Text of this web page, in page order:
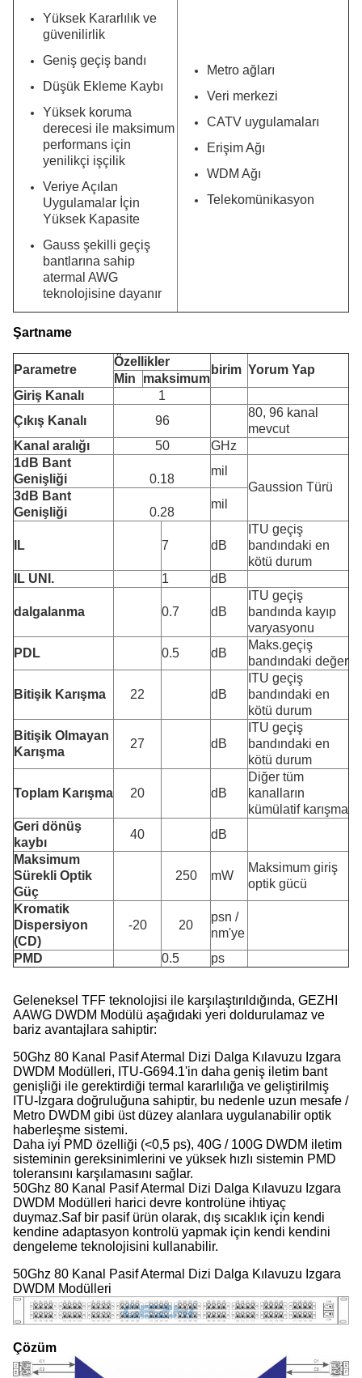
Yüksek Kararlılık ve
güvenilirlik
Geniş geçiş bandı
Düşük Ekleme Kaybı
Yüksek koruma
derecesi ile maksimum
performans için
yenilikçi işçilik
Veriye Açılan
Uygulamalar İçin
Yüksek Kapasite
Gauss şekilli geçiş
bantlarına sahip
atermal AWG
teknolojisine dayanır
Metro ağları
Veri merkezi
CATV uygulamaları
Erişim Ağı
WDM Ağı
Telekomünikasyon
Şartname
Parametre
Özellikler
birim Yorum Yap
Min
maksimum
Giriş Kanalı
1
Çıkış Kanalı
96
80, 96 kanal
mevcut
Kanal aralığı
50
GHz
1dB Bant
Genişliği
0.18
mil
Gaussion Türü
3dB Bant
Genişliği
0.28
mil
IL 7 dB
ITU geçiş
bandındaki en
kötü durum
IL UNI.
1 dB
dalgalanma 0.7 dB
ITU geçiş
bandında kayıp
varyasyonu
PDL
0.5 dB
Maks.geçiş
bandındaki değer
Bitişik Karışma 22 dB
ITU geçiş
bandındaki en
kötü durum
Bitişik Olmayan
Karışma
27 dB
ITU geçiş
bandındaki en
kötü durum
Toplam Karışma 20 dB
Diğer tüm
kanalların
kümülatif karışma
Geri dönüş
kaybı
40
dB
Maksimum
Sürekli Optik
Güç
250 mW
Maksimum giriş
optik gücü
Kromatik
Dispersiyon
(CD)
-20 20
psn /
nm'ye
PMD
0.5 ps
Geleneksel TFF teknolojisi ile karşılaştırıldığında, GEZHI
AAWG DWDM Modülü aşağıdaki yeri doldurulamaz ve
bariz avantajlara sahiptir:
50Ghz 80 Kanal Pasif Atermal Dizi Dalga Kılavuzu Izgara
DWDM Modülleri, ITU-G694.1'in daha geniş iletim bant
genişliği ile gerektirdiği termal kararlılığa ve geliştirilmiş
ITU-Izgara doğruluğuna sahiptir, bu nedenle uzun mesafe /
Metro DWDM gibi üst düzey alanlara uygulanabilir optik
haberleşme sistemi.
Daha iyi PMD özelliği (<0,5 ps), 40G / 100G DWDM iletim
sisteminin gereksinimlerini ve yüksek hızlı sistemin PMD
toleransını karşılamasını sağlar.
50Ghz 80 Kanal Pasif Atermal Dizi Dalga Kılavuzu Izgara
DWDM Modülleri harici devre kontrolüne ihtiyaç
duymaz.Saf bir pasif ürün olarak, dış sıcaklık için kendi
kendine adaptasyon kontrolü yapmak için kendi kendini
dengeleme teknolojisini kullanabilir.
50Ghz 80 Kanal Pasif Atermal Dizi Dalga Kılavuzu Izgara
DWDM Modülleri
Çözüm